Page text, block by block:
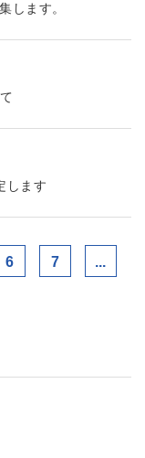
します。
します
6 7 ...